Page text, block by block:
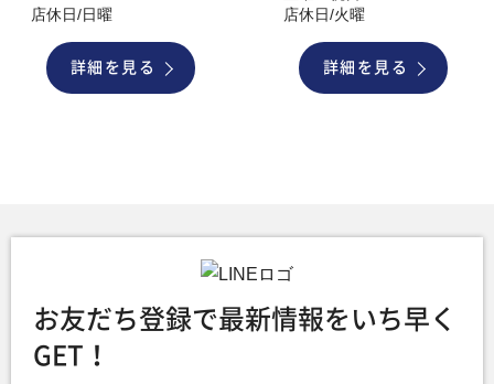
店休日/日曜
詳細を見る
店休日/火曜
詳細を見る
お友だち登録で最新情報をいち早く
GET！